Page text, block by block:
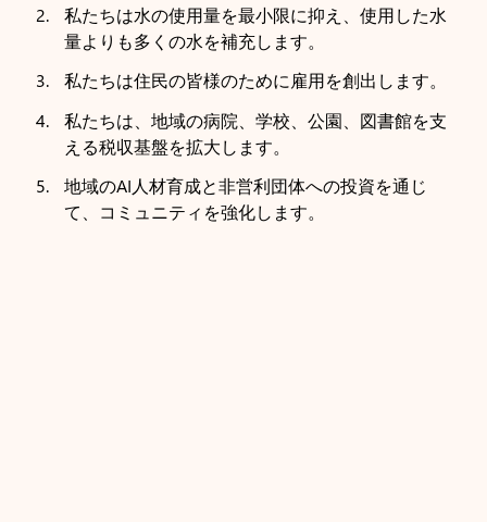
私たちは水の使用量を最小限に抑え、使用した水
量よりも多くの水を補充します。
私たちは住民の皆様のために雇用を創出します。
私たちは、地域の病院、学校、公園、図書館を支
える税収基盤を拡大します。
地域のAI人材育成と非営利団体への投資を通じ
て、コミュニティを強化します。